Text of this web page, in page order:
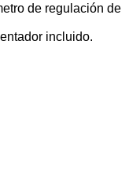
de regulación de
incluido.